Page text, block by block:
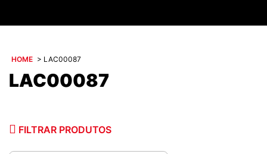
HOME > LAC00087
LAC00087
FILTRAR PRODUTOS